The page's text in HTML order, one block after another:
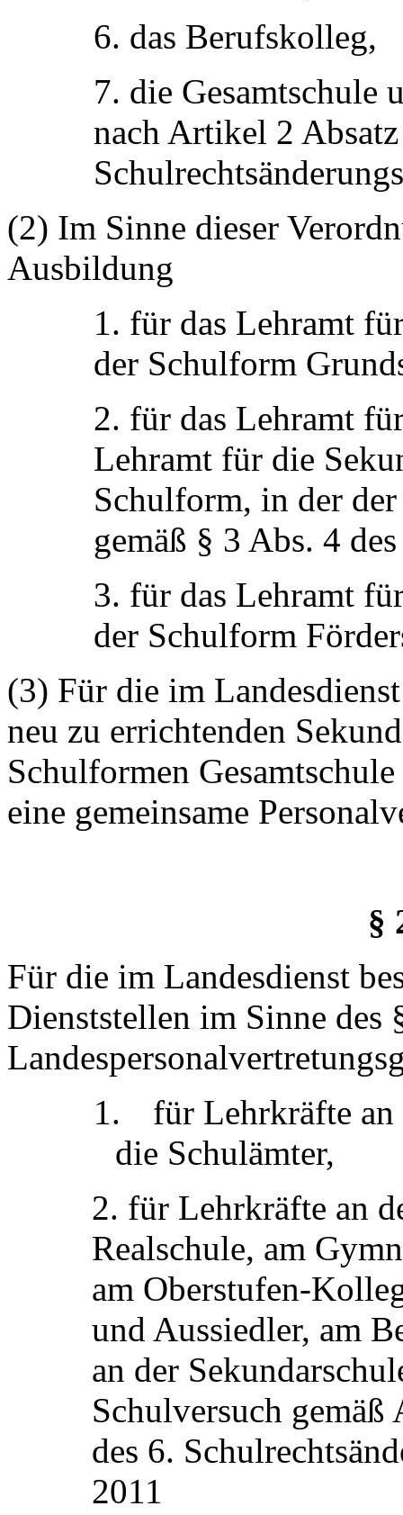
6. das Berufskolleg,
7. die Gesamtschule
nach Artikel 2
(2) Im Sinne dieser
Ausbildung
1. für das Lehramt
der Schulform
2. für das Lehramt
Lehramt für die
Schulform, in der
gemäß § 3 Abs. 4
3. für das Lehramt
der Schulform
(3) Für die im
neu zu errichtenden
Schulformen
eine gemeinsame
§
Für die im Landesdienst
Dienststellen im Sinne des
1.
für Lehrkräfte
die Schulämter,
2. für Lehrkräfte an
Realschule, am
am Oberstufen-
und Aussiedler, am
an der
Schulversuch
des 6.
2011